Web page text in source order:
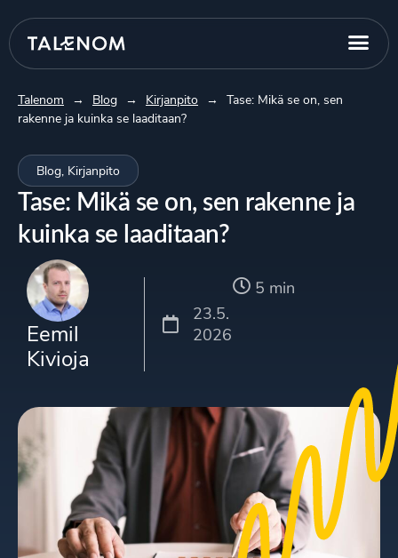
Talenom → Blog → Kirjanpito →
Tase: Mikä se on, sen
rakenne ja kuinka se laaditaan?
Blog, Kirjanpito
Tase: Mikä se on, sen rakenne ja
kuinka se laaditaan?
Eemil
Kivioja
23.5.
2026
5 min